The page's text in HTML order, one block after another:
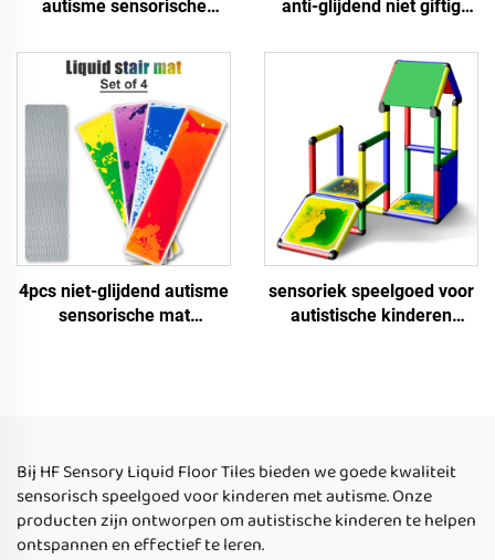
autisme sensorische
vloeibare trap vloer mat
1pcs sensorische
speelgoed voor autistische
kinderen
anti-glijdend niet giftig
vloeibare trap vloer mat
sensorisch speelgoed voor
autistische kinderen
4pcs niet-glijdend autisme
sensorische mat
sensoriek speelgoed voor
autistische kinderen
Bij HF Sensory Liquid Floor Tiles bieden we goede kwaliteit
sensorisch speelgoed voor kinderen met autisme. Onze
producten zijn ontworpen om autistische kinderen te helpen
ontspannen en effectief te leren.